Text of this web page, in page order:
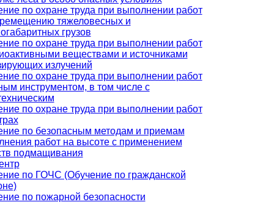
по охране труда при выполнении работ
тяжеловесных и
грузов
по охране труда при выполнении работ
веществами и источниками
излучений
по охране труда при выполнении работ
инструментом, в том числе с
по охране труда при выполнении работ
по безопасным методам и приемам
работ на высоте с применением
подмащивания
по ГОЧС (Обучение по гражданской
по пожарной безопасности